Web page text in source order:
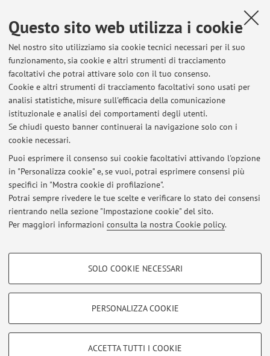
Questo sito web utilizza i cookie
Nel nostro sito utilizziamo sia cookie tecnici necessari per il suo
funzionamento, sia cookie e altri strumenti di tracciamento
facoltativi che potrai attivare solo con il tuo consenso.
Cookie e altri strumenti di tracciamento facoltativi sono usati per
analisi statistiche, misure sull'efficacia della comunicazione
istituzionale e analisi dei comportamenti degli utenti.
Se chiudi questo banner continuerai la navigazione solo con i
cookie necessari.
Puoi esprimere il consenso sui cookie facoltativi attivando l'opzione
in "Personalizza cookie" e, se vuoi, potrai esprimere consensi più
specifici in "Mostra cookie di profilazione".
Potrai sempre rivedere le tue scelte e verificare lo stato dei consensi
rientrando nella sezione "Impostazione cookie" del sito.
Per maggiori informazioni consulta la nostra Cookie policy.
COOKIE DI PROFILAZIONE - FACOLTATIVI
COOKIE TECNICI - NECESSARI
SOLO COOKIE NECESSARI
PERSONALIZZA COOKIE
ACCETTA TUTTI I COOKIE
Dipartimento di Scienze Biomediche e Neuromotorie
Via Irnerio 48, Bologna - Vai alla mappa
Risorse in rete
ORCID
Ultimi avvisi
Al momento non sono presenti avvisi.
Area riservata
Accedi tramiteloginper gestire tutti i contenuti del sito.
Zamboni, 33 - 40126 Bologna - Partita IVA: 01131710376